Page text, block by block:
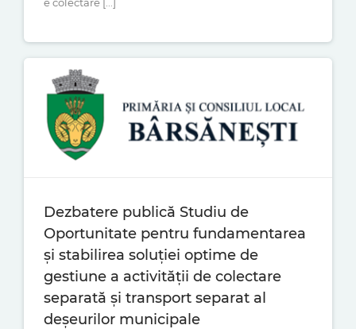
Dezbatere publică Studiu de
Oportunitate pentru fundamentarea
și stabilirea soluției optime de
gestiune a activității de colectare
separată și transport separat al
deșeurilor municipale